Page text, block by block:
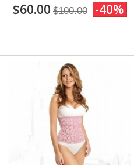
$60.00 $100.00 -40%